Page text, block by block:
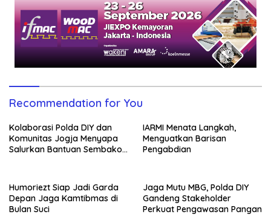
Recommendation for You
Kolaborasi Polda DIY dan
Komunitas Jogja Menyapa
Salurkan Bantuan Sembako,
IARMI Menata Langkah,
Menguatkan Barisan
Pengabdian
Humoriezt Siap Jadi Garda
Depan Jaga Kamtibmas di
Bulan Suci
Jaga Mutu MBG, Polda DIY
Gandeng Stakeholder
Perkuat Pengawasan Pangan